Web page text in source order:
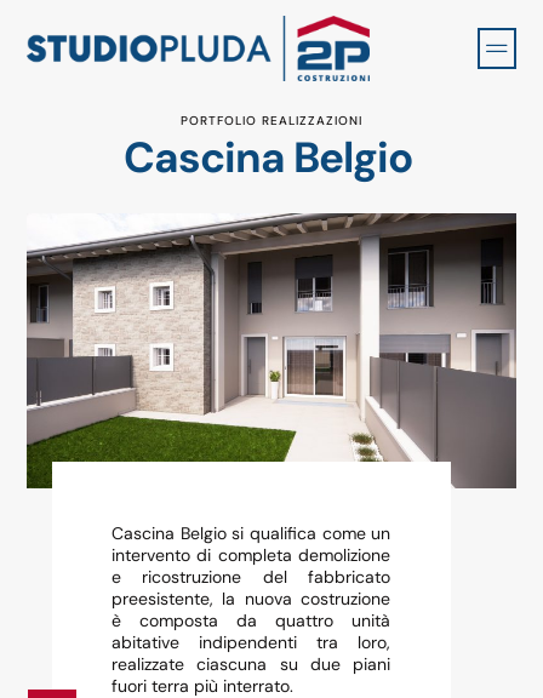
PORTFOLIO REALIZZAZIONI
Cascina Belgio
Cascina Belgio si qualifica come un
intervento di completa demolizione
e ricostruzione del fabbricato
preesistente, la nuova costruzione
è composta da quattro unità
abitative indipendenti tra loro,
realizzate ciascuna su due piani
fuori terra più interrato.